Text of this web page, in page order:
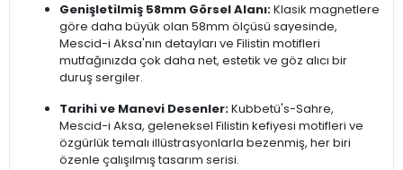
Genişletilmiş 58mm Görsel Alanı:Klasik magnetlere
göre daha büyük olan 58mm ölçüsü sayesinde,
Mescid-i Aksa'nın detayları ve Filistin motifleri
mutfağınızda çok daha net, estetik ve göz alıcı bir
duruş sergiler.
Tarihi ve Manevi Desenler:Kubbetü's-Sahre,
Mescid-i Aksa, geleneksel Filistin kefiyesi motifleri ve
özgürlük temalı illüstrasyonlarla bezenmiş, her biri
özenle çalışılmış tasarım serisi.